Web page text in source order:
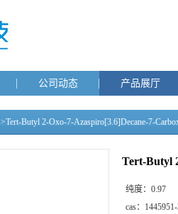
公司动态 产品展厅
>Tert-Butyl 2-Oxo-7-Azaspiro[3.6]Decane-7-
Tert-Butyl
纯度： 0.97
cas：